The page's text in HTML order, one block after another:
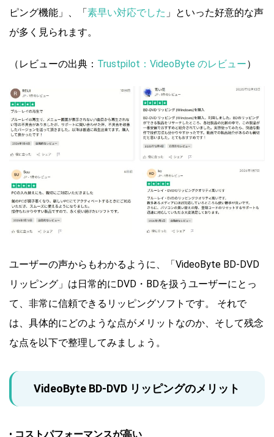
ピング機能」、「素早い対応でした 」といった好意的な声
が多く見られます。
（レビューの出典： Trustpilot：VideoByte のレビュー）
ユーザーの声からもわかるように、「VideoByte BD-DVD
リッピング」は日常的にDVD・BDを扱うユーザーにとっ
て、非常に信頼できるリッピングソフトです。 それで
は、具体的にどのような点がメリットなのか、そして残念
な点を以下で整理してみましょう。
VideoByte BD-DVD リッピングのメリット
• コストパフォーマンスが高い